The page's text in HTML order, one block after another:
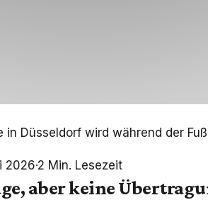
in Düsseldorf wird während der
2026·2 Min. Lesezeit
aber keine